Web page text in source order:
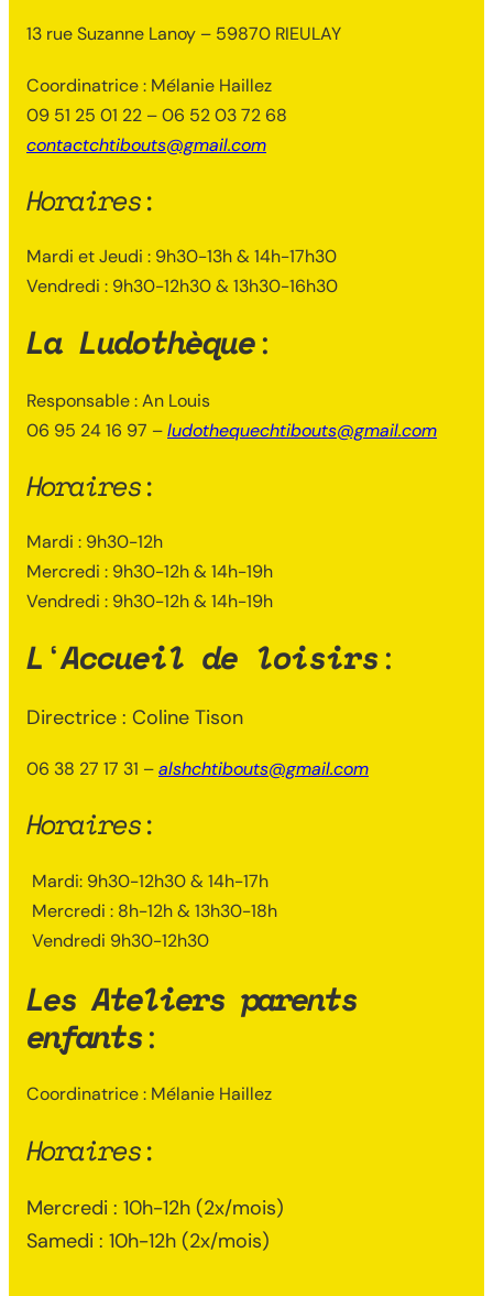
13 rue Suzanne Lanoy – 59870 RIEULAY
Coordinatrice : Mélanie Haillez
09 51 25 01 22 – 06 52 03 72 68
contactchtibouts@gmail.com
Horaires:
Mardi et Jeudi : 9h30-13h & 14h-17h30
Vendredi : 9h30-12h30 & 13h30-16h30
La Ludothèque:
Responsable : An Louis
06 95 24 16 97 –ludothequechtibouts@gmail.com
Horaires:
Mardi : 9h30-12h
Mercredi : 9h30-12h & 14h-19h
Vendredi : 9h30-12h & 14h-19h
L‘Accueil de loisirs:
Directrice : Coline Tison
06 38 27 17 31 –alshchtibouts@gmail.com
Horaires:
Mardi: 9h30-12h30 & 14h-17h
Mercredi : 8h-12h & 13h30-18h
Vendredi 9h30-12h30
Les Ateliers parents
enfants:
Coordinatrice : Mélanie Haillez
Horaires:
Mercredi : 10h-12h (2x/mois)
Samedi : 10h-12h (2x/mois)